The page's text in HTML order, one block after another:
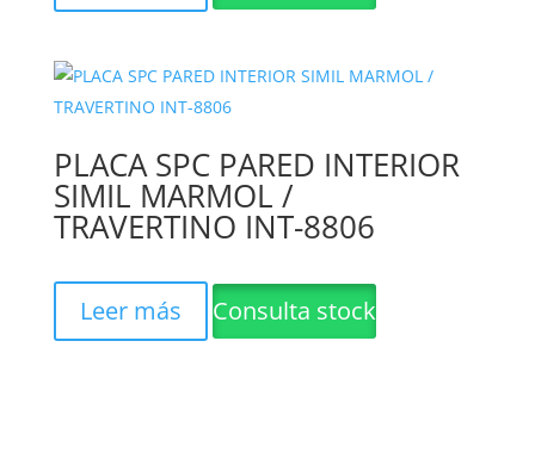
PLACA SPC PARED INTERIOR
SIMIL MARMOL /
TRAVERTINO INT-8806
Leer más Consulta stock